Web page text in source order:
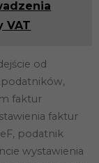
VAT
od
podatników,
faktur
faktur
podatnik
wystawienia